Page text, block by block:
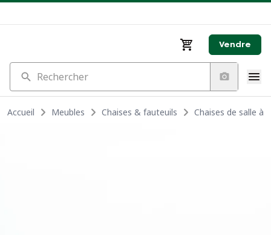
Vendre
Rechercher
Accueil Meubles Chaises & fauteuils Chaises de salle à